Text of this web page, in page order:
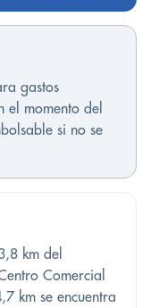
gastos
el momento del
si no se
km del
Comercial
km se encuentra